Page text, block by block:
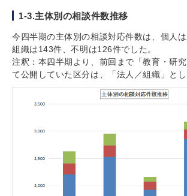
1-3.主体別の相談件数推移
今四半期の主体別の相談対応件数は、個人
組織は143件、不明は126件でした。
注釈：本四半期より、前回まで「教育・研
て公開していた区分は、「法人／組織」とし